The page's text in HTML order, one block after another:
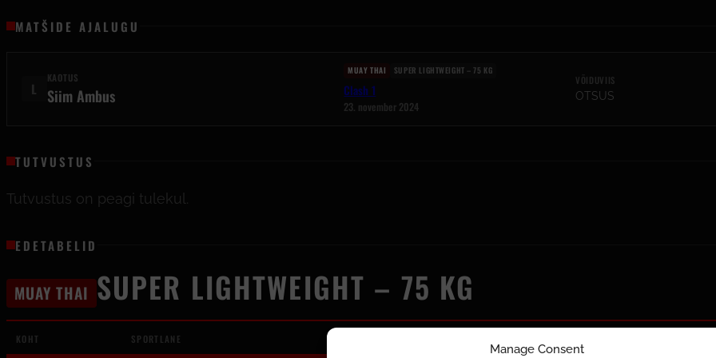
Manage Consent
MATŠIDE AJALUGU
L
KAOTUS
Siim Ambus
MUAY THAI SUPER LIGHTWEIGHT – 75 KG
Clash 1
23. november 2024
VÕIDUVIIS
OTSUS
TUTVUSTUS
Tutvustus on peagi tulekul.
EDETABELID
MUAY THAI SUPER LIGHTWEIGHT – 75 KG
KOHT SPORTLANE